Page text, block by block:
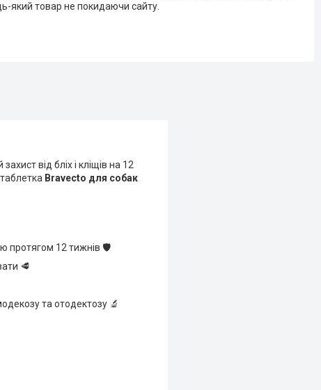
який товар не покидаючи сайту.
від бліх і кліщів на 12
Bravecto для собак
протягом 12 тижнів 🛡️
🥩
та отодектозу 🔬